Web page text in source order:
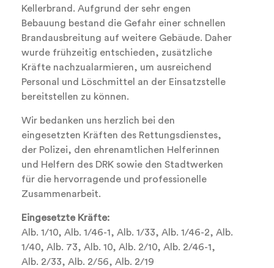
Kellerbrand. Aufgrund der sehr engen
Bebauung bestand die Gefahr einer schnellen
Brandausbreitung auf weitere Gebäude. Daher
wurde frühzeitig entschieden, zusätzliche
Kräfte nachzualarmieren, um ausreichend
Personal und Löschmittel an der Einsatzstelle
bereitstellen zu können.
Wir bedanken uns herzlich bei den
eingesetzten Kräften des Rettungsdienstes,
der Polizei, den ehrenamtlichen Helferinnen
und Helfern des DRK sowie den Stadtwerken
für die hervorragende und professionelle
Zusammenarbeit.
Eingesetzte Kräfte:
Alb. 1/10, Alb. 1/46-1, Alb. 1/33, Alb. 1/46-2, Alb.
1/40, Alb. 73, Alb. 10, Alb. 2/10, Alb. 2/46-1,
Alb. 2/33, Alb. 2/56, Alb. 2/19